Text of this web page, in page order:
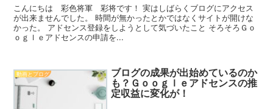
こんにちは 彩色将軍 彩将です！ 実はしばらくブログにアクセス
が出来ませんでした。 時間が無かったとかではなくサイトが開けな
かった。 アドセンス登録をしようとして気づいたこと そろそろＧｏ
ｏｇｌｅアドセンスの申請を...
動画とブログ
ブログの成果が出始めているのか
も？Ｇｏｏｇｌｅアドセンスの推
定収益に変化が！